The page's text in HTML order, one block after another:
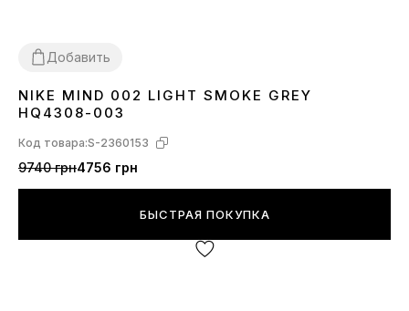
Добавить
3637 38 39 40 41 42434445
NIKE MIND 002 LIGHT SMOKE GREY
HQ4308-003
Код товара:S-2360153
9740 грн4756 грн
БЫСТРАЯ ПОКУПКА